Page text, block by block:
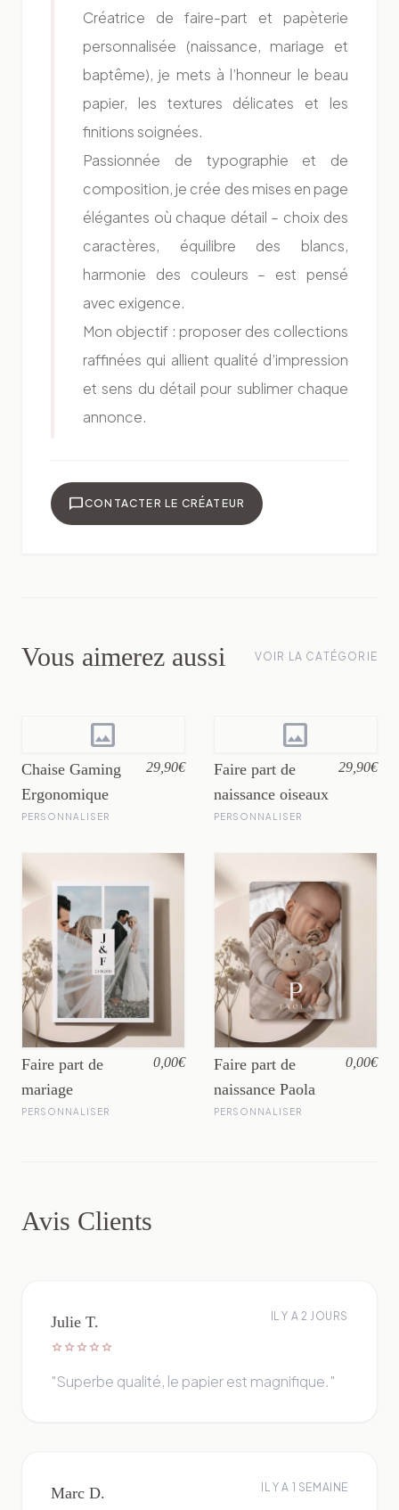
Créatrice de faire-part et papèterie
personnalisée (naissance, mariage et
baptême), je mets à l’honneur le beau
papier, les textures délicates et les
finitions soignées.
Passionnée de typographie et de
composition, je crée des mises en page
élégantes où chaque détail – choix des
caractères, équilibre des blancs,
harmonie des couleurs – est pensé
avec exigence.
Mon objectif : proposer des collections
raffinées qui allient qualité d’impression
et sens du détail pour sublimer chaque
annonce.
chat_bubbleCONTACTER LE CRÉATEUR
Vous aimerez aussi VOIR LA CATÉGORIE
image
Chaise Gaming
Ergonomique
PERSONNALISER
29,90€
image
Faire part de
naissance oiseaux
PERSONNALISER
29,90€
Faire part de
mariage
PERSONNALISER
0,00€
Faire part de
naissance Paola
PERSONNALISER
0,00€
Avis Clients
Julie T.
starstarstarstarstar
IL Y A 2 JOURS
"Superbe qualité, le papier est magnifique."
Marc D. IL Y A 1 SEMAINE